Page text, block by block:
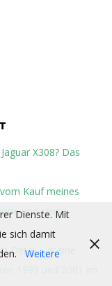
X308? Das
Kauf meines
und kleine
Detail – meine
1999 und 2001 im
Dienste. Mit
sich damit
Weitere